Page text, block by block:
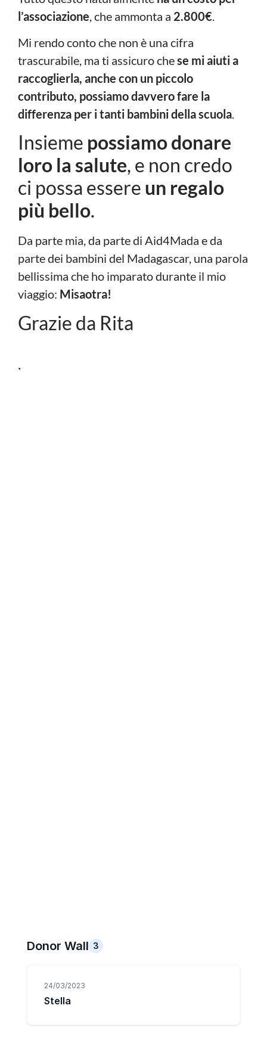
l’associazione , che ammonta a 2.800€
Mi rendo conto che non è una cifra
trascurabile, ma ti assicuro chese mi aiuti a
raccoglierla, anche con un piccolo
contributo, possiamo davvero fare la
differenza per i tanti bambini della scuola.
Insieme possiamo donare
loro la salute, e non credo
ci possa essere un regalo
più bello.
Da parte mia, da parte di Aid4Mada e da
parte dei bambini del Madagascar, una parola
bellissima che ho imparato durante il mio
viaggio: Misaotra!
Grazie da Rita
·